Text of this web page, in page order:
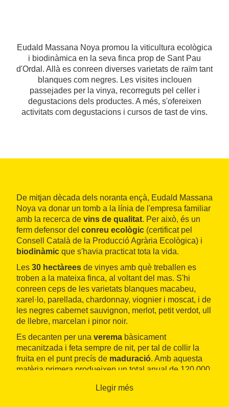
Eudald Massana Noya promou la viticultura ecològica
i biodinàmica en la seva finca prop de Sant Pau
d'Ordal. Allà es conreen diverses varietats de raïm tant
blanques com negres. Les visites inclouen
passejades per la vinya, recorreguts pel celler i
degustacions dels productes. A més, s'ofereixen
activitats com degustacions i cursos de tast de vins.
De mitjan dècada dels noranta ençà, Eudald Massana
Noya va donar un tomb a la línia de l'empresa familiar
amb la recerca de vins de qualitat. Per això, és un
ferm defensor del conreu ecològic (certificat pel
Consell Català de la Producció Agrària Ecològica) i
biodinàmic que s'havia practicat tota la vida.
Les 30 hectàrees de vinyes amb què treballen es
troben a la mateixa finca, al voltant del mas. S'hi
conreen ceps de les varietats blanques macabeu,
xarel·lo, parellada, chardonnay, viognier i moscat, i de
les negres cabernet sauvignon, merlot, petit verdot, ull
de llebre, marcelan i pinor noir.
Es decanten per una verema bàsicament
mecanitzada i feta sempre de nit, per tal de collir la
fruita en el punt precís de maduració. Amb aquesta
matèria primera produeixen un total anual de 120.000
Llegir més